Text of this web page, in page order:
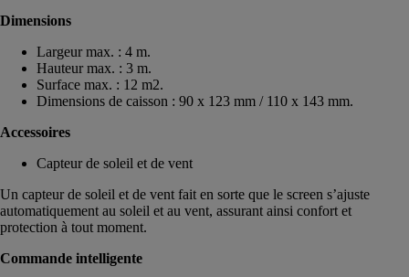
Dimensions
Largeur max. : 4 m.
Hauteur max. : 3 m.
Surface max. : 12 m2.
Dimensions de caisson : 90 x 123 mm / 110 x 143 mm.
Accessoires
Capteur de soleil et de vent
Un capteur de soleil et de vent fait en sorte que le screen s’ajuste
automatiquement au soleil et au vent, assurant ainsi confort et
protection à tout moment.
Commande intelligente